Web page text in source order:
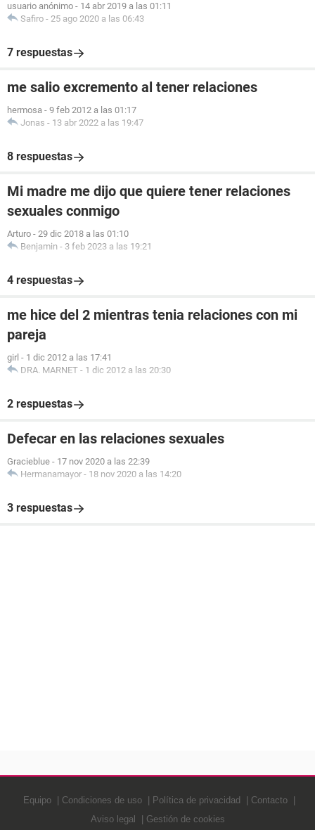
usuario anónimo - 14 abr 2019 a las 01:11
Safiro - 25 ago 2020 a las 06:43
7 respuestas
me salio excremento al tener relaciones
hermosa - 9 feb 2012 a las 01:17
Jonas - 13 abr 2022 a las 19:47
8 respuestas
Mi madre me dijo que quiere tener relaciones
sexuales conmigo
Arturo - 29 dic 2018 a las 01:10
Benjamin - 3 feb 2023 a las 19:21
4 respuestas
me hice del 2 mientras tenia relaciones con mi
pareja
girl - 1 dic 2012 a las 17:41
DRA. MARNET - 1 dic 2012 a las 20:30
2 respuestas
Defecar en las relaciones sexuales
Gracieblue - 17 nov 2020 a las 22:39
Hermanamayor - 18 nov 2020 a las 14:20
3 respuestas
Equipo Condiciones de uso Política de privacidad
Contacto
Aviso legal
Gestión de cookies